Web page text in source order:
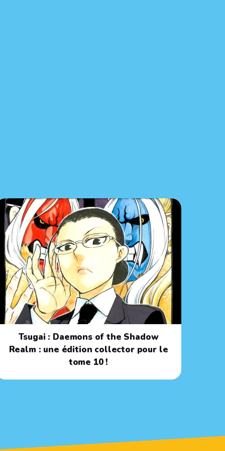
Tsugai : Daemons of the Shadow
Realm : une édition collector pour le
tome 10 !